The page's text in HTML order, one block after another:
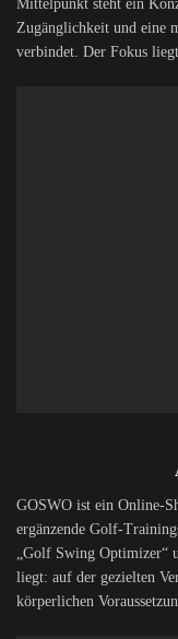
Mittelpunkt steht ein
Zugänglichkeit und eine
verbindet. Der Fokus liegt
GOSWO ist ein Online-
ergänzende Golf-
„Golf Swing Optimizer“
liegt: auf der gezielten
körperlichen